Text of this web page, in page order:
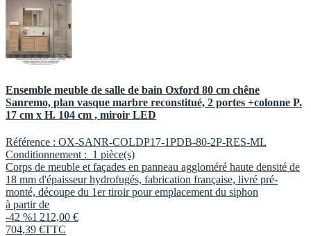
Ensemble meuble de salle de bain Oxford 80 cm chêne
Sanremo, plan vasque marbre reconstitué, 2 portes +colonne P.
17 cm x H. 104 cm , miroir LED
Référence : OX-SANR-COLDP17-1PDB-80-2P-RES-ML
Conditionnement : 1 pièce(s)
Corps de meuble et façades en panneau aggloméré haute densité de
18 mm d'épaisseur hydrofugés, fabrication française, livré pré-
monté, découpe du 1er tiroir pour emplacement du siphon
à partir de
-42 %1 212,00 €
704,39 €TTC